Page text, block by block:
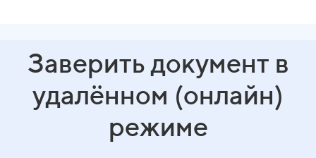
Заверить документ в
удалённом (онлайн)
режиме